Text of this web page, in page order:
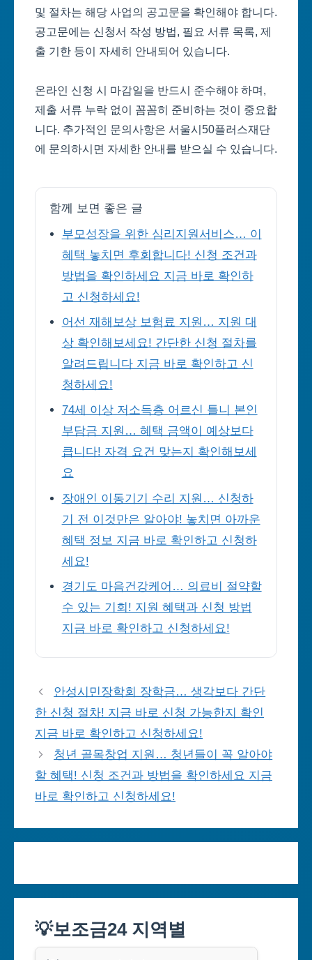
및 절차는 해당 사업의 공고문을 확인해야 합니다.
공고문에는 신청서 작성 방법, 필요 서류 목록, 제
출 기한 등이 자세히 안내되어 있습니다.
온라인 신청 시 마감일을 반드시 준수해야 하며,
제출 서류 누락 없이 꼼꼼히 준비하는 것이 중요합
니다. 추가적인 문의사항은 서울시50플러스재단
에 문의하시면 자세한 안내를 받으실 수 있습니다.
함께 보면 좋은 글
부모성장을 위한 심리지원서비스… 이
혜택 놓치면 후회합니다! 신청 조건과
방법을 확인하세요 지금 바로 확인하
고 신청하세요!
어선 재해보상 보험료 지원… 지원 대
상 확인해보세요! 간단한 신청 절차를
알려드립니다 지금 바로 확인하고 신
청하세요!
74세 이상 저소득층 어르신 틀니 본인
부담금 지원… 혜택 금액이 예상보다
큽니다! 자격 요건 맞는지 확인해보세
요
장애인 이동기기 수리 지원… 신청하
기 전 이것만은 알아야! 놓치면 아까운
혜택 정보 지금 바로 확인하고 신청하
세요!
경기도 마음건강케어… 의료비 절약할
수 있는 기회! 지원 혜택과 신청 방법
지금 바로 확인하고 신청하세요!
안성시민장학회 장학금… 생각보다 간단
한 신청 절차! 지금 바로 신청 가능한지 확인
지금 바로 확인하고 신청하세요!
청년 골목창업 지원… 청년들이 꼭 알아야
할 혜택! 신청 조건과 방법을 확인하세요 지금
바로 확인하고 신청하세요!
💡보조금24 지역별